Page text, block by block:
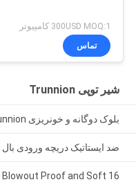
300LB و 300LB
300USD MOQ:1 کامپیوتر
تماس
شیر توپی Trunnion
بلوک دوگانه و خونریزی trunnion بال نصب شیر
ضد ایستاتیک دریچه ورودی
Blowout Proof and Soft